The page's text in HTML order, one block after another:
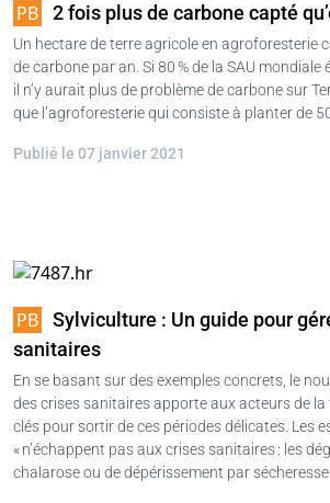
2 fois plus de carbone capté
Un hectare de terre agricole en agroforesterie
de carbone par an. Si 80 % de la SAU
il n’y aurait plus de problème de carbone sur
que l’agroforesterie qui consiste à planter de
Publié le 07 janvier 2021
Sylviculture : Un guide pour
sanitaires
En se basant sur des exemples concrets, le
des crises sanitaires apporte aux acteurs de la
clés pour sortir de ces périodes délicates. Les
« n’échappent pas aux crises sanitaires : les
chalarose ou de dépérissement par sécheresse